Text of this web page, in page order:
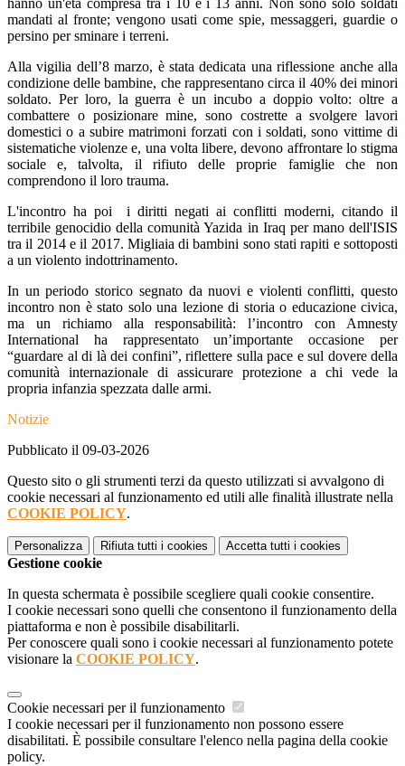
hanno un'età compresa tra i 10 e i 13 anni. Non sono solo soldati
mandati al fronte; vengono usati come spie, messaggeri, guardie o
persino per sminare i terreni.
Alla vigilia dell’8 marzo, è stata dedicata una riflessione anche alla
condizione delle bambine, che rappresentano circa il 40% dei minori
soldato. Per loro, la guerra è un incubo a doppio volto: oltre a
combattere o posizionare mine, sono costrette a svolgere lavori
domestici o a subire matrimoni forzati con i soldati, sono vittime di
sistematiche violenze e, una volta libere, devono affrontare lo stigma
sociale e, talvolta, il rifiuto delle proprie famiglie che non
comprendono il loro trauma.
L'incontro ha poi i diritti negati ai conflitti moderni, citando il
terribile genocidio della comunità Yazida in Iraq per mano dell'ISIS
tra il 2014 e il 2017. Migliaia di bambini sono stati rapiti e sottoposti
a un violento indottrinamento.
In un periodo storico segnato da nuovi e violenti conflitti, questo
incontro non è stato solo una lezione di storia o educazione civica,
ma un richiamo alla responsabilità: l’incontro con Amnesty
International ha rappresentato un’importante occasione per
“guardare al di là dei confini”, riflettere sulla pace e sul dovere della
comunità internazionale di assicurare protezione a chi vede la
propria infanzia spezzata dalle armi.
Notizie
Pubblicato il 09-03-2026
Questo sito o gli strumenti terzi da questo utilizzati si avvalgono di
cookie necessari al funzionamento ed utili alle finalità illustrate nella
COOKIE POLICY.
Personalizza Rifiuta tutti i cookies Accetta tutti i cookies
Gestione cookie
In questa schermata è possibile scegliere quali cookie consentire.
I cookie necessari sono quelli che consentono il funzionamento della
piattaforma e non è possibile disabilitarli.
Per conoscere quali sono i cookie necessari al funzionamento potete
visionare la COOKIE POLICY.
Cookie necessari per il funzionamento
I cookie necessari per il funzionamento non possono essere
disabilitati. È possibile consultare l'elenco nella pagina della cookie
policy.